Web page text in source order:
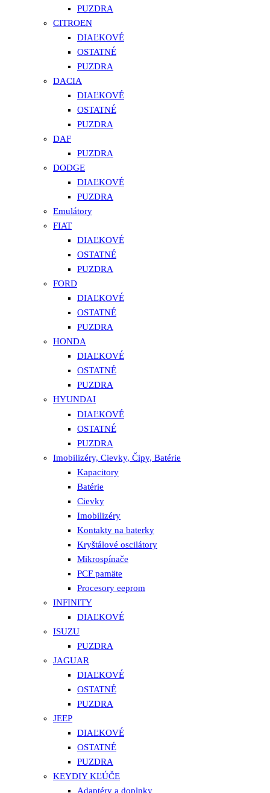
PUZDRA
CITROEN
DIAĽKOVÉ
OSTATNÉ
PUZDRA
DACIA
DIAĽKOVÉ
OSTATNÉ
PUZDRA
DAF
PUZDRA
DODGE
DIAĽKOVÉ
PUZDRA
Emulátory
FIAT
DIAĽKOVÉ
OSTATNÉ
PUZDRA
FORD
DIAĽKOVÉ
OSTATNÉ
PUZDRA
HONDA
DIAĽKOVÉ
OSTATNÉ
PUZDRA
HYUNDAI
DIAĽKOVÉ
OSTATNÉ
PUZDRA
Imobilizéry, Cievky, Čipy, Batérie
Kapacitory
Batérie
Cievky
Imobilizéry
Kontakty na baterky
Kryštálové oscilátory
Mikrospínače
PCF pamäte
Procesory eeprom
INFINITY
DIAĽKOVÉ
ISUZU
PUZDRA
JAGUAR
DIAĽKOVÉ
OSTATNÉ
PUZDRA
JEEP
DIAĽKOVÉ
OSTATNÉ
PUZDRA
KEYDIY KĽÚČE
Adaptéry a doplnky